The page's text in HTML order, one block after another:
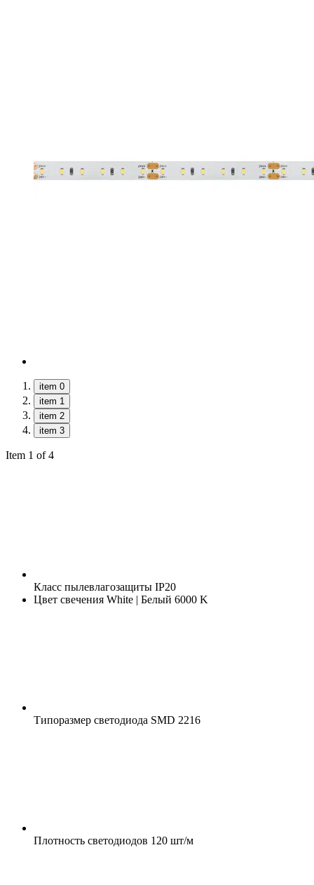
item 0
item 1
item 2
item 3
Item 1 of 4
Класс пылевлагозащиты IP20
Цвет свечения White | Белый 6000 K
Типоразмер светодиода SMD 2216
Плотность светодиодов 120 шт/м